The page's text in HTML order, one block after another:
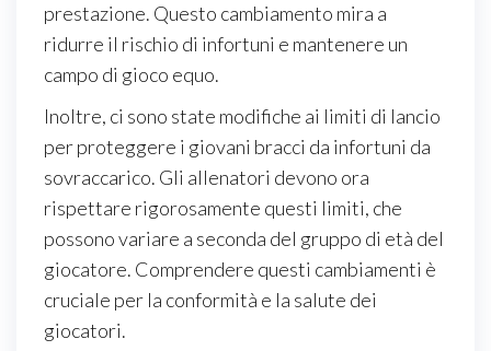
prestazione. Questo cambiamento mira a
ridurre il rischio di infortuni e mantenere un
campo di gioco equo.
Inoltre, ci sono state modifiche ai limiti di lancio
per proteggere i giovani bracci da infortuni da
sovraccarico. Gli allenatori devono ora
rispettare rigorosamente questi limiti, che
possono variare a seconda del gruppo di età del
giocatore. Comprendere questi cambiamenti è
cruciale per la conformità e la salute dei
giocatori.